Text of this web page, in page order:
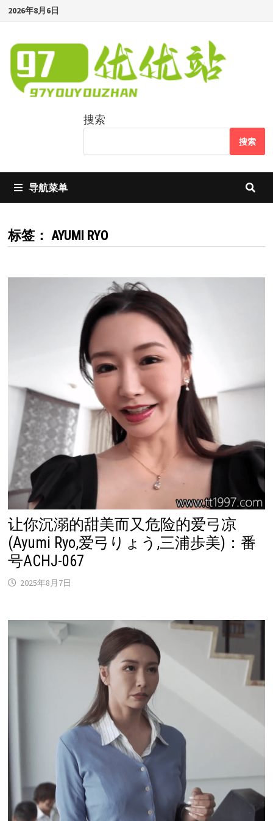
Skip
content
2026年8月6日
搜索
搜索
导航菜单
标签： AYUMI RYO
让你沉溺的甜美而又危险的爱弓凉
(Ayumi Ryo,爱弓りょう,三浦歩美)：番
号ACHJ-067
2025年8月7日